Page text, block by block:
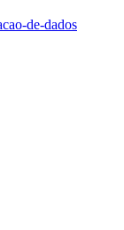
de-dados